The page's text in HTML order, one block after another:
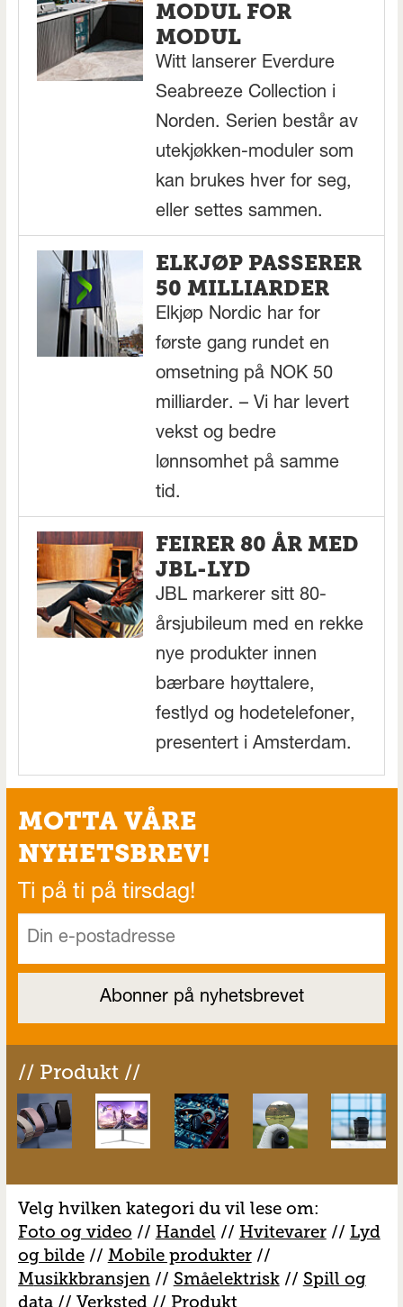
MODUL FOR
MODUL
Witt lanserer Everdure
Seabreeze Collection i
Norden. Serien består av
utekjøkken-moduler som
kan brukes hver for seg,
eller settes sammen.
ELKJØP PASSERER
50 MILLIARDER
Elkjøp Nordic har for
første gang rundet en
omsetning på NOK 50
milliarder. – Vi har levert
vekst og bedre
lønnsomhet på samme
tid.
FEIRER 80 ÅR MED
JBL-LYD
JBL markerer sitt 80-
årsjubileum med en rekke
nye produkter innen
bærbare høyttalere,
festlyd og hodetelefoner,
presentert i Amsterdam.
MOTTA VÅRE
NYHETSBREV!
Ti på ti på tirsdag!
// Produkt //
Velg hvilken kategori du vil lese om:
Foto og video // Handel // Hvitevarer// Lyd
og bilde// Mobile produkter//
Musikkbransjen// Småelektrisk// Spill og
data// Verksted// Produkt